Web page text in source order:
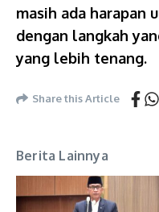
masih ada harapan
dengan langkah
yang lebih tenang.
Share this Article
Berita Lainnya